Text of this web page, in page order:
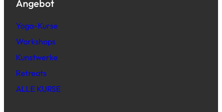
Angebot
Yoga-Kurse
Workshops
Kunstwerke
Retreats
ALLE KURSE